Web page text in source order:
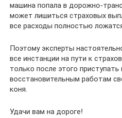
машина попала в дорожно-
может лишиться страховых
все расходы полностью
Поэтому эксперты
все инстанции на пути к
только после этого
восстановительным работам
коня.
Удачи вам на дороге!